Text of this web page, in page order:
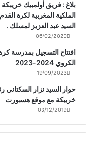
بلاغ : فريق أولمبيك
الملكية المغربية لكرة
السيد عبد العزيز لمسلك .
06/02/2020
افتتاح التسجيل بمدرسة
الكروي 2024-2023
19/09/2023
حوار السيد نزار السكتاني
خريبكة مع موقع هسبورت
03/12/2019